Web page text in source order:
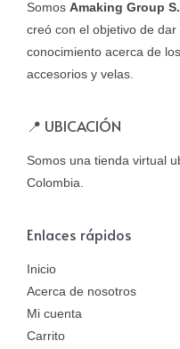
Somos Amaking Group
creó con el objetivo de
conocimiento acerca de
accesorios y velas.
📍 UBICACIÓN
Somos una tienda virtual
Colombia.
Enlaces rápidos
Inicio
Acerca de nosotros
Mi cuenta
Carrito